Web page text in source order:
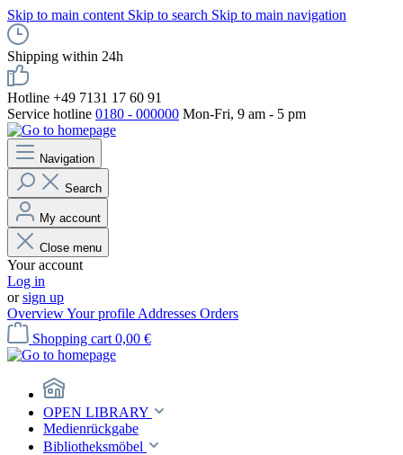
Skip to main content Skip to search Skip to main navigation
Shipping within 24h
Hotline +49 7131 17 60 91
Service hotline 0180 - 000000 Mon-Fri, 9 am - 5 pm
Navigation
Search
My account
Close menu
Your account
Log in
orsign up
OverviewYour profile Addresses Orders
Shopping cart 0,00 €
OPEN LIBRARY
Medienrückgabe
Bibliotheksmöbel